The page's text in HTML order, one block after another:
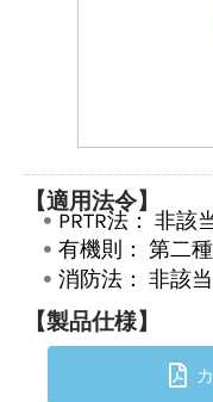
【適用法令】
PRTR法： 非該
有機則： 第二
消防法： 非該当
【製品仕様】